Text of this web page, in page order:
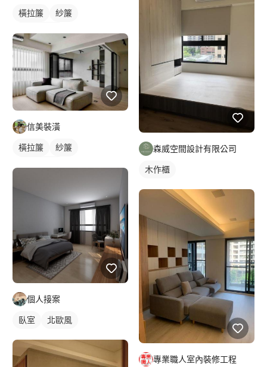
橫拉簾
紗簾
信美裝潢
橫拉簾
紗簾
個人接案
臥室 北歐風
森威空間設計有限公司
木作櫃
專業職人室內裝修工程